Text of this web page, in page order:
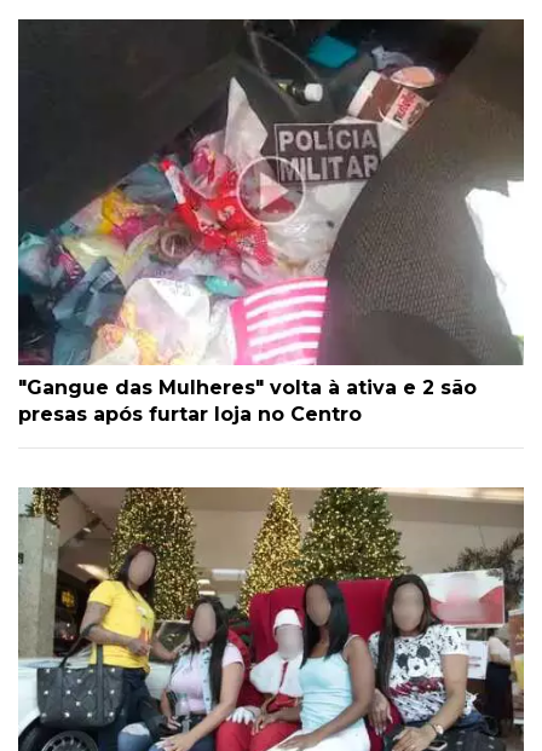
"Gangue das Mulheres" volta à ativa e 2 são
presas após furtar loja no Centro